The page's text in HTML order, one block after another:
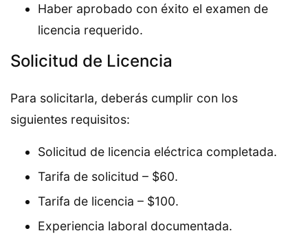
Haber aprobado con éxito el examen de
licencia requerido.
Solicitud de Licencia
Para solicitarla, deberás cumplir con los
siguientes requisitos:
Solicitud de licencia eléctrica completada.
Tarifa de solicitud – $60.
Tarifa de licencia – $100.
Experiencia laboral documentada.